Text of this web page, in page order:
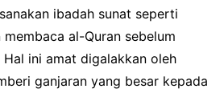
ibadah sunat seperti
al-Quran sebelum
ini amat digalakkan oleh
ganjaran yang besar kepada